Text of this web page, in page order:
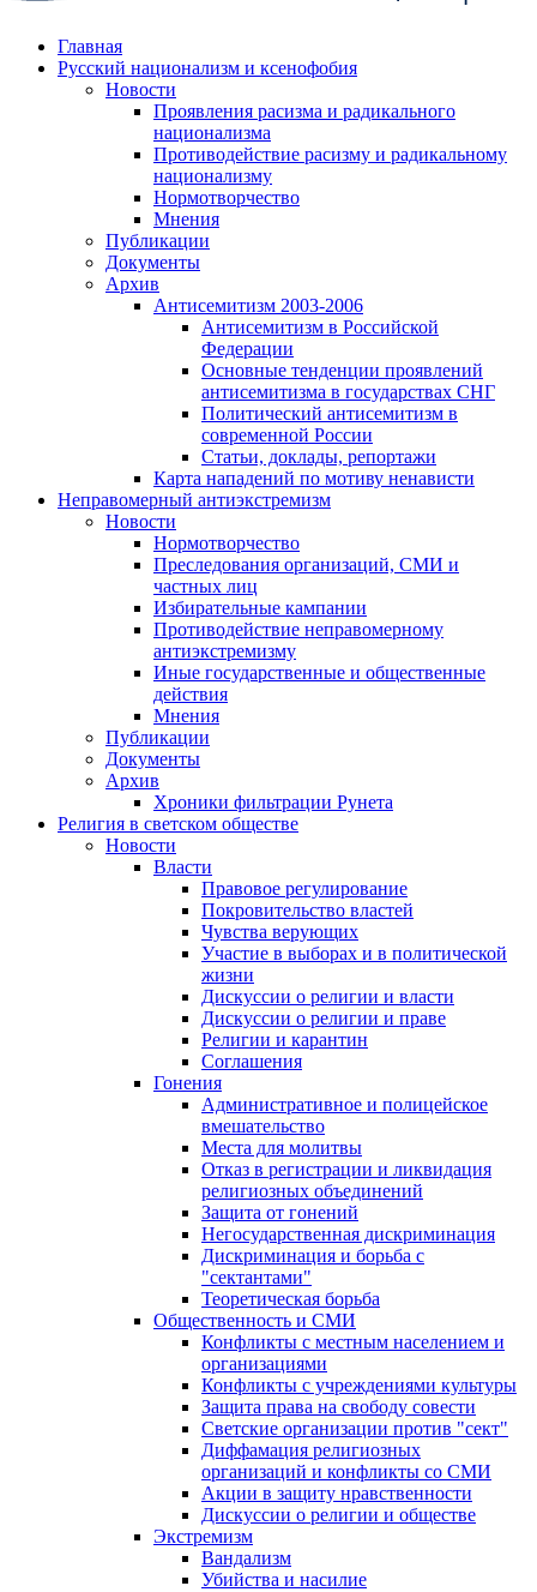
Главная
Русский национализм и ксенофобия
Новости
Проявления расизма и радикального
национализма
Противодействие расизму и радикальному
национализму
Нормотворчество
Мнения
Публикации
Документы
Архив
Антисемитизм 2003-2006
Антисемитизм в Российской
Федерации
Основные тенденции проявлений
антисемитизма в государствах СНГ
Политический антисемитизм в
современной России
Статьи, доклады, репортажи
Карта нападений по мотиву ненависти
Неправомерный антиэкстремизм
Новости
Нормотворчество
Преследования организаций, СМИ и
частных лиц
Избирательные кампании
Противодействие неправомерному
антиэкстремизму
Иные государственные и общественные
действия
Мнения
Публикации
Документы
Архив
Хроники фильтрации Рунета
Религия в светском обществе
Новости
Власти
Правовое регулирование
Покровительство властей
Чувства верующих
Участие в выборах и в политической
жизни
Дискуссии о религии и власти
Дискуссии о религии и праве
Религии и карантин
Соглашения
Гонения
Административное и полицейское
вмешательство
Места для молитвы
Отказ в регистрации и ликвидация
религиозных объединений
Защита от гонений
Негосударственная дискриминация
Дискриминация и борьба с
"сектантами"
Теоретическая борьба
Общественность и СМИ
Конфликты с местным населением и
организациями
Конфликты с учреждениями культуры
Защита права на свободу совести
Светские организации против "сект"
Диффамация религиозных
организаций и конфликты со СМИ
Акции в защиту нравственности
Дискуссии о религии и обществе
Экстремизм
Вандализм
Убийства и насилие